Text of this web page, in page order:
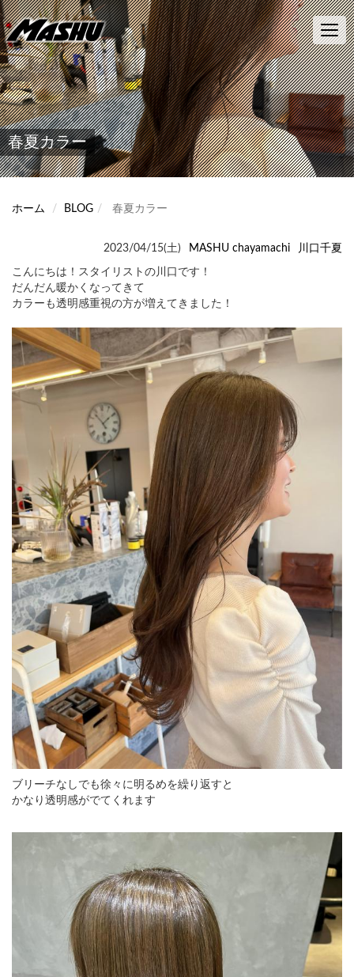
メ
イ
ン
コ
ン
テ
ン
ツ
に
移
動
春夏カラー
ホーム BLOG 春夏カラー
2023/04/15(土) MASHU chayamachi 川口千夏
こんにちは！スタイリストの川口です！
だんだん暖かくなってきて
カラーも透明感重視の方が増えてきました！
ブリーチなしでも徐々に明るめを繰り返すと
かなり透明感がでてくれます